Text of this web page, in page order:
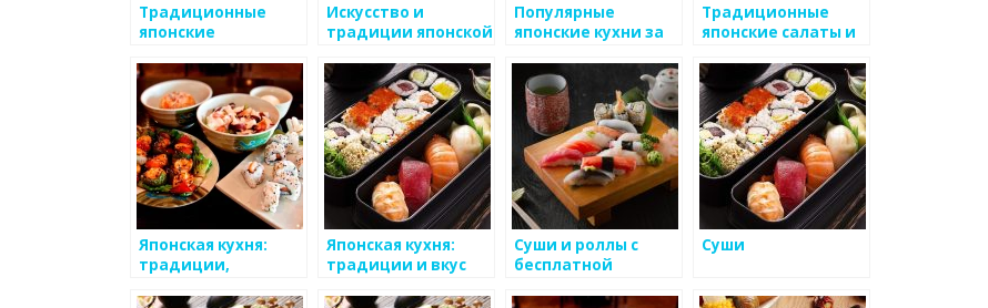
Традиционные
японские
обряды и
традиции
Искусство и
традиции японской
Популярные
японские кухни за
Традиционные
японские салаты и
Японская кухня:
традиции,
Японская кухня:
традиции и вкус
Суши и роллы с
бесплатной
Суши